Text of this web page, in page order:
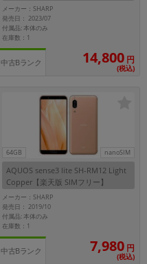
メーカー：SHARP
発売日： 2023/07
付属品: 本体のみ
在庫数：1
中古Bランク 14,800 円
(税込)
64GB nanoSIM
AQUOS sense3 lite SH-RM12 Light
Copper【楽天版 SIMフリー】
メーカー：SHARP
発売日： 2019/10
付属品: 本体のみ
在庫数：1
中古Bランク 7,980 円
(税込)